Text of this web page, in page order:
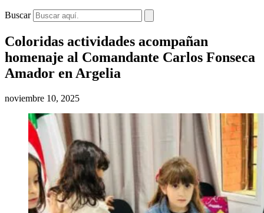
Buscar
Coloridas actividades acompañan
homenaje al Comandante Carlos Fonseca
Amador en Argelia
noviembre 10, 2025